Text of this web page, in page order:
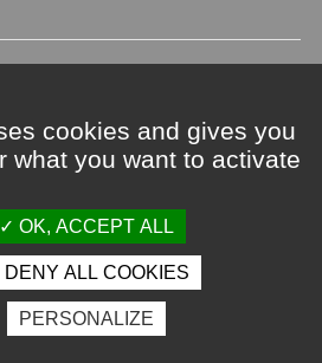
Espace presse
Photothèque
cookies and gives you
what you want to activate
OK, ACCEPT ALL
DENY ALL COOKIES
PERSONALIZE